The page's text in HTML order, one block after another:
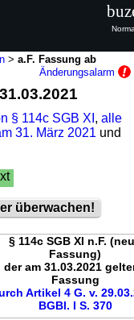
>a.F. Fassung ab
Änderungsalarm
§ 114c SGB XI ,alle
31. März 2021 und
überwachen!
§ 114c SGB XI n.F.
Fassung)
der am 31.03.2021
Fassung
Artikel 4 G. v.
BGBl. I S. 370